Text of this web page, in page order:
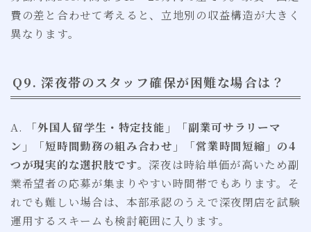
費の差と合わせて考えると、立地別の収益構造が大きく
異なります。
Q9. 深夜帯のスタッフ確保が困難な場合は？
A.
「外国人留学生・特定技能」「副業可サラリーマ
ン」「短時間勤務の組み合わせ」「営業時間短縮」の4
つが現実的な選択肢です。 深夜は時給単価が高いため副
業希望者の応募が集まりやすい時間帯でもあります。そ
れでも難しい場合は、本部承認のうえで深夜閉店を試験
運用するスキームも検討範囲に入ります。